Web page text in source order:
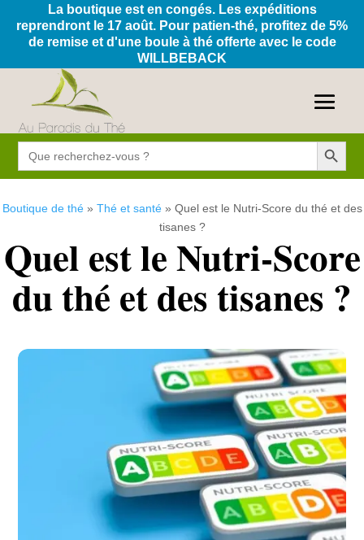
La boutique est en congés. Les expéditions
reprendront le 17 août. Pour patien-thé, profitez de 5%
de remise et d'une boule à thé offerte avec le code
WILLBEBACK
Search
for:
Search Button
Boutique de thé» Thé et santé» Quel est le Nutri-Score du thé et des
tisanes ?
Quel est le Nutri-Score
du thé et des tisanes ?